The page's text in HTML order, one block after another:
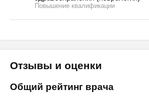
Повышение квалификации
Отзывы и оценки
Общий рейтинг врача